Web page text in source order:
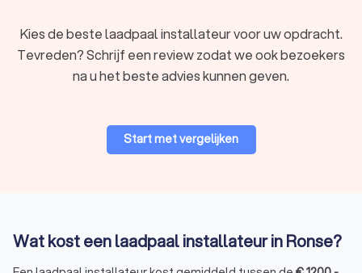
Kies de beste laadpaal installateur voor uw opdracht.
Tevreden? Schrijf een review zodat we ook bezoekers
na u het beste advies kunnen geven.
Start met vergelijken
Wat kost een laadpaal installateur in Ronse?